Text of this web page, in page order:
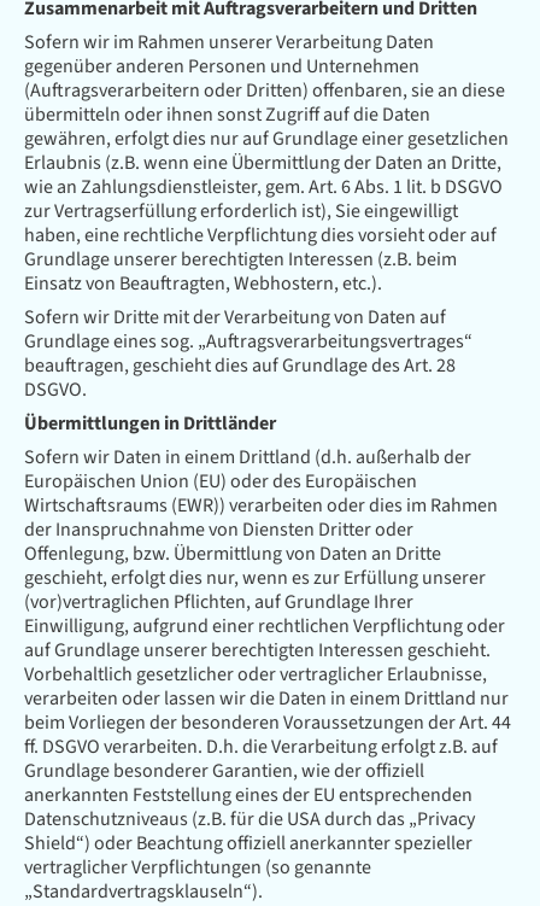
Zusammenarbeit mit Auftragsverarbeitern und Dritten
Sofern wir im Rahmen unserer Verarbeitung Daten
gegenüber anderen Personen und Unternehmen
(Auftragsverarbeitern oder Dritten) offenbaren, sie an diese
übermitteln oder ihnen sonst Zugriff auf die Daten
gewähren, erfolgt dies nur auf Grundlage einer gesetzlichen
Erlaubnis (z.B. wenn eine Übermittlung der Daten an Dritte,
wie an Zahlungsdienstleister, gem. Art. 6 Abs. 1 lit. b DSGVO
zur Vertragserfüllung erforderlich ist), Sie eingewilligt
haben, eine rechtliche Verpflichtung dies vorsieht oder auf
Grundlage unserer berechtigten Interessen (z.B. beim
Einsatz von Beauftragten, Webhostern, etc.).
Sofern wir Dritte mit der Verarbeitung von Daten auf
Grundlage eines sog. „Auftragsverarbeitungsvertrages“
beauftragen, geschieht dies auf Grundlage des Art. 28
DSGVO.
Übermittlungen in Drittländer
Sofern wir Daten in einem Drittland (d.h. außerhalb der
Europäischen Union (EU) oder des Europäischen
Wirtschaftsraums (EWR)) verarbeiten oder dies im Rahmen
der Inanspruchnahme von Diensten Dritter oder
Offenlegung, bzw. Übermittlung von Daten an Dritte
geschieht, erfolgt dies nur, wenn es zur Erfüllung unserer
(vor)vertraglichen Pflichten, auf Grundlage Ihrer
Einwilligung, aufgrund einer rechtlichen Verpflichtung oder
auf Grundlage unserer berechtigten Interessen geschieht.
Vorbehaltlich gesetzlicher oder vertraglicher Erlaubnisse,
verarbeiten oder lassen wir die Daten in einem Drittland nur
beim Vorliegen der besonderen Voraussetzungen der Art. 44
ff. DSGVO verarbeiten. D.h. die Verarbeitung erfolgt z.B. auf
Grundlage besonderer Garantien, wie der offiziell
anerkannten Feststellung eines der EU entsprechenden
Datenschutzniveaus (z.B. für die USA durch das „Privacy
Shield“) oder Beachtung offiziell anerkannter spezieller
vertraglicher Verpflichtungen (so genannte
„Standardvertragsklauseln“).